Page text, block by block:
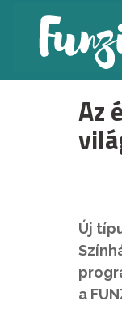
Az
Új
a